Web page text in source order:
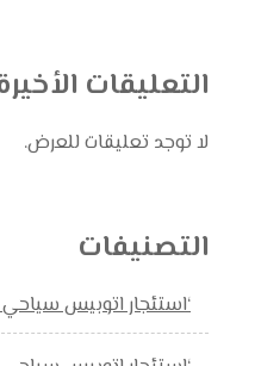
التعليقات
لا توجد تعليقات للعرض.
التصنيفات
‘استئجار اتوبيس سياحي